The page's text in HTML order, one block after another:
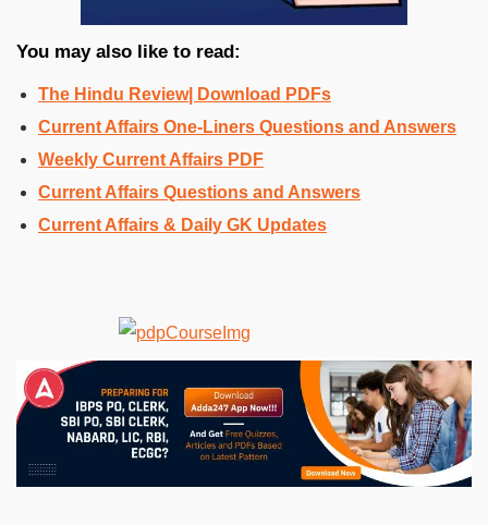
You may also like to read:
The Hindu Review| Download PDFs
Current Affairs One-Liners Questions and Answers
Weekly Current Affairs PDF
Current Affairs Questions and Answers
Current Affairs & Daily GK Updates